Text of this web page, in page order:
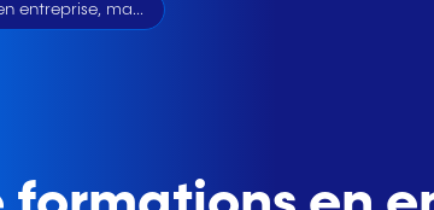
entreprise, ma...